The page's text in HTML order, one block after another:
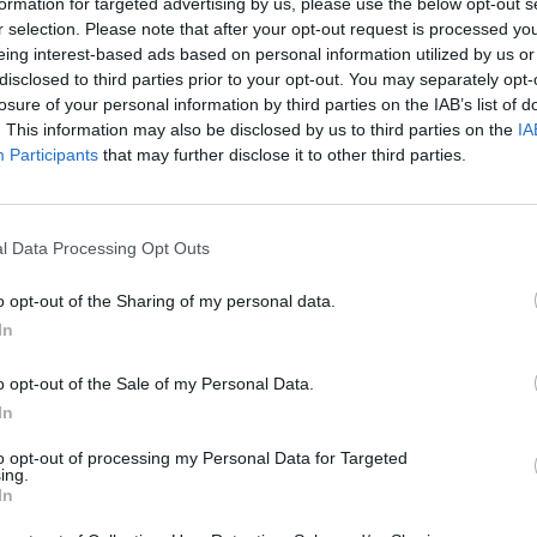
selection. Please note that after your opt-out request is processed
interest-based ads based on personal information utilized by us
to third parties prior to your opt-out. You may separately
of your personal information by third parties on the IAB’s list of
This information may also be disclosed by us to third parties on the
Participants that may further disclose it to other third parties.
Data Processing Opt Outs
opt-out of the Sharing of my personal data.
opt-out of the Sale of my Personal Data.
opt-out of processing my Personal Data for Targeted
Cím: Dudás Attila
Műgyűjtők Háza kft.
Budapest
1023.Bp. Zsigmond tér 11.
Telefon: 18008123
Bemutatkozás: 2013 nyarán nyitottuk meg
optimális áron, gyorsan találjanak vevőt
gyűjteményüket változatos kínálatunkból.
árverést! Kedd-től péntek-ig 11.00-este 18.00